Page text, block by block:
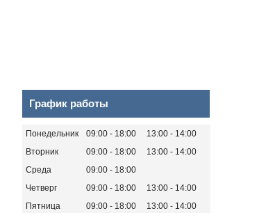
График работы
Понедельник 09:00 18:00 13:00
14:00
Вторник
09:00 18:00 13:00
14:00
Среда
09:00
18:00
Четверг
09:00 18:00 13:00
14:00
Пятница
09:00 18:00 13:00
14:00